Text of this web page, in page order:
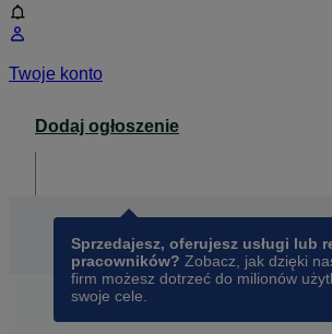
Twoje konto
Dodaj ogłoszenie
Sprzedajesz, oferujesz usługi lub
pracowników? Zobacz, jak dzięki
firm możesz dotrzeć do milionów
swoje cele.